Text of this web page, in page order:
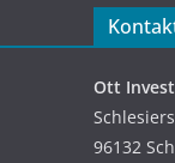
Ott
96132